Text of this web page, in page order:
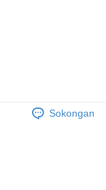
Sokongan